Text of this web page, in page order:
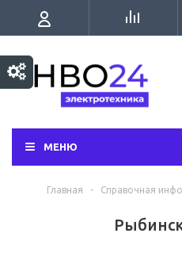
МЕНЮ
Главная - Справочная